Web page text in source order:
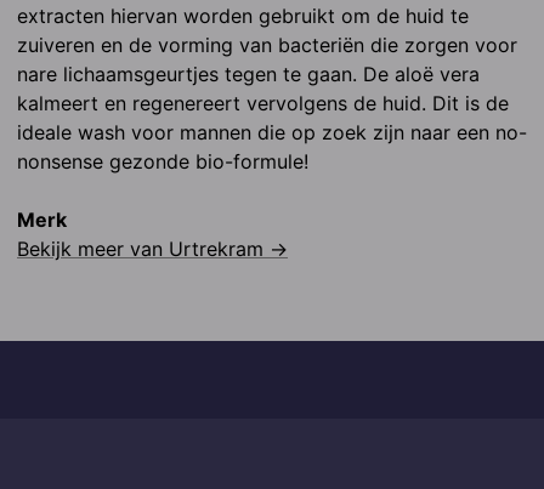
extracten hiervan worden gebruikt om de huid te
zuiveren en de vorming van bacteriën die zorgen voor
nare lichaamsgeurtjes tegen te gaan. De aloë vera
kalmeert en regenereert vervolgens de huid. Dit is de
ideale wash voor mannen die op zoek zijn naar een no-
nonsense gezonde bio-formule!
Merk
Bekijk meer van Urtrekram →